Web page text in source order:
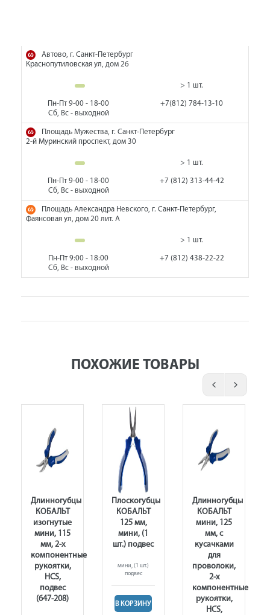
Автово, г. Санкт-Петербург
Краснопутиловская ул, дом 26
> 1 шт.
Пн-Пт 9-00 - 18-00
Сб, Вс - выходной
+7(812) 784-13-10
Площадь Мужества, г. Санкт-Петербург
2-й Муринский проспект, дом 30
> 1 шт.
Пн-Пт 9-00 - 18-00
Сб, Вс - выходной
+7 (812) 313-44-42
Площадь Александра Невского, г. Санкт-Петербург,
Фаянсовая ул, дом 20 лит. А
> 1 шт.
Пн-Пт 9:00 - 18:00
Сб, Вс - выходной
+7 (812) 438-22-22
ПОХОЖИЕ ТОВАРЫ
Длинногубцы
КОБАЛЬТ
изогнутые
мини, 115
мм, 2-х
компонентные
рукоятки,
HCS,
подвес
(647-208)
Плоскогубцы
КОБАЛЬТ
125 мм,
мини, (1
шт.) подвес
мини, (1 шт.)
подвес
В КОРЗИНУ
Длинногубцы
КОБАЛЬТ
мини, 125
мм, с
кусачками
для
проволоки,
2-х
компонентные
рукоятки,
HCS,